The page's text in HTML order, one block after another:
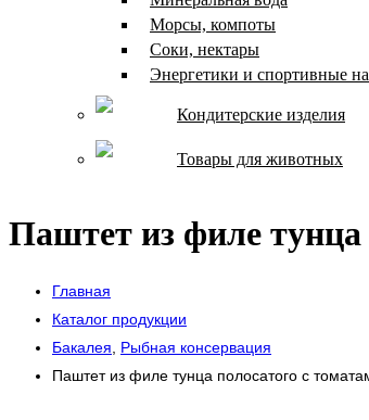
Морсы, компоты
Соки, нектары
Энергетики и спортивные
Кондитерские изделия
Товары для животных
Паштет из филе
Главная
Каталог продукции
Бакалея
Рыбная консервация
Паштет из филе тунца полосатого с